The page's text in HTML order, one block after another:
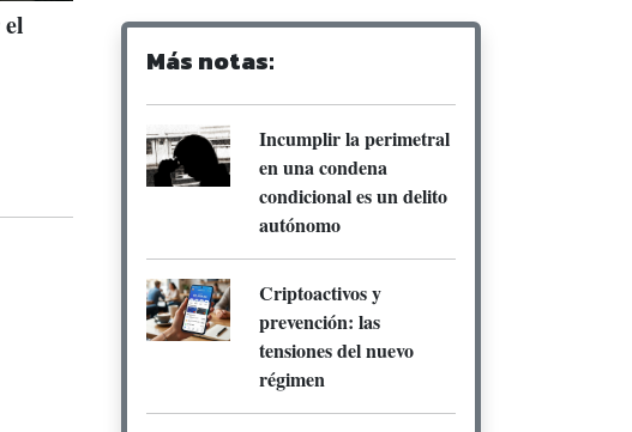
Más notas:
Incumplir la perimetral
en una condena
condicional es un delito
autónomo
Criptoactivos y
prevención: las
tensiones del nuevo
régimen